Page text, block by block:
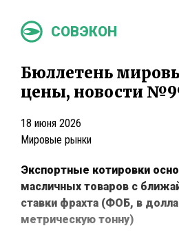
СОВЭКОН
Бюллетень
цены, новости
18 июня 2026
Мировые рынки
Экспортные котировки
масличных товаров с
ставки фрахта (ФОБ, в
метрическую тонну)